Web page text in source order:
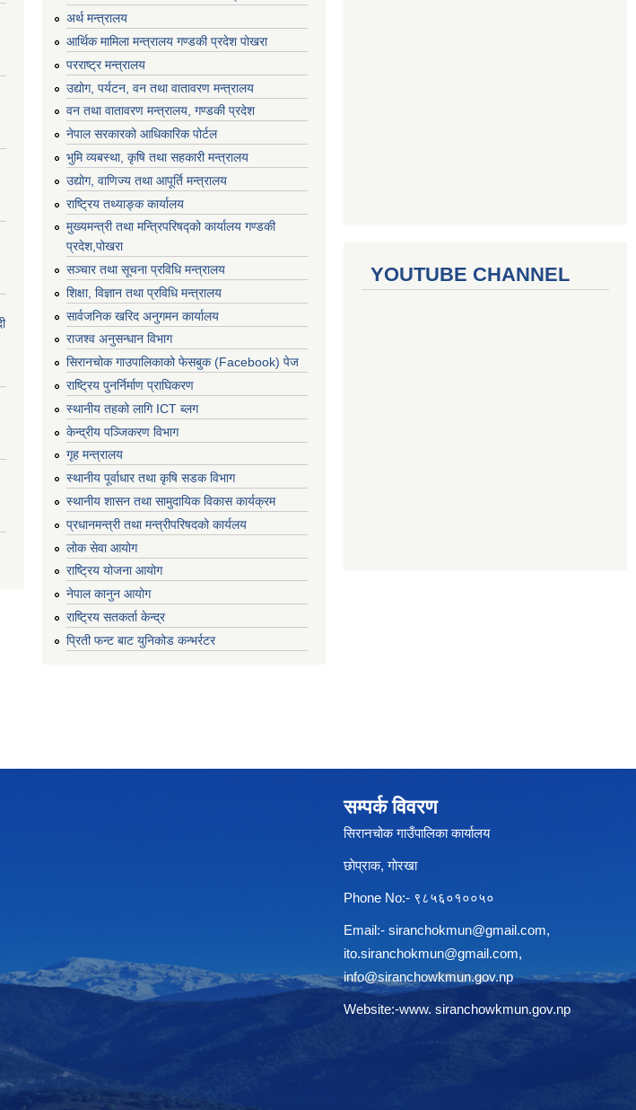
अर्थ मन्त्रालय
आर्थिक मामिला मन्त्रालय गण्डकी प्रदेश पोखरा
परराष्ट्र मन्त्रालय
उद्योग, पर्यटन, वन तथा वातावरण मन्त्रालय
वन तथा वातावरण मन्त्रालय, गण्डकी प्रदेश
नेपाल सरकारको आधिकारिक पोर्टल
भुमि व्यबस्था, कृषि तथा सहकारी मन्त्रालय
उद्योग, वाणिज्य तथा आपूर्ति मन्त्रालय
राष्ट्रिय तथ्याङ्क कार्यालय
मुख्यमन्त्री तथा मन्त्रिपरिषद्को कार्यालय गण्डकी
प्रदेश,पोखरा
सञ्‍चार तथा सूचना प्रविधि मन्त्रालय
शिक्षा, विज्ञान तथा प्रविधि मन्त्रालय
सार्वजनिक खरिद अनुगमन कार्यालय
राजश्व अनुसन्धान विभाग
सिरानचोक गाउपालिकाको फेसबुक (Facebook) पेज
राष्ट्रिय पुनर्निर्माण प्राघिकरण
स्थानीय तहको लागि ICT ब्लग
केन्द्रीय पञ्जिकरण विभाग
गृह मन्त्रालय
स्थानीय पूर्वाधार तथा कृषि सडक विभाग
स्थानीय शासन तथा सामुदायिक विकास कार्यक्रम
प्रधानमन्त्री तथा मन्त्रीपरिषदको कार्यलय
लोक सेवा आयोग
राष्ट्रिय योजना आयोग
नेपाल कानुन आयोग
राष्ट्रिय सतकर्ता केन्द्र
प्रिती फन्ट बाट युनिकोड कन्भर्रटर
YOUTUBE CHANNEL
सम्पर्क विवरण
सिरानचोक गाउँपालिका कार्यालय
छाेप्राक, गाेरखा
Phone No:- ९८५६०१००५०
Email:- siranchokmun@gmail.com,
ito.siranchokmun@gmail.com,
info@siranchowkmun.gov.np
Website:-www. siranchowkmun.gov.np